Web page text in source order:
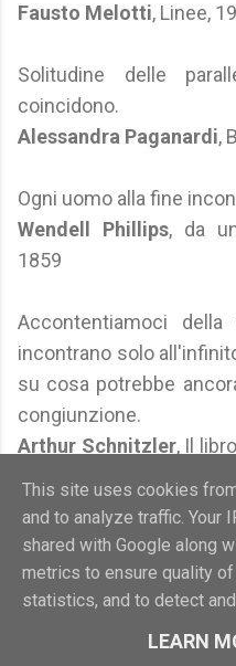
Fausto Melotti, Linee,
Solitudine delle
coincidono.
Alessandra Paganardi,
Ogni uomo alla fine
Wendell Phillips, da
1859
Accontentiamoci
incontrano solo
su cosa potrebbe
congiunzione.
Arthur Schnitzler, Il
Il nostro rapporto con
due conoscenti che,
stessi posti,
This site uses cookies
and to analyze traffic. Your
shared with Google along
metrics to ensure quality
statistics, and to detect
LEARN